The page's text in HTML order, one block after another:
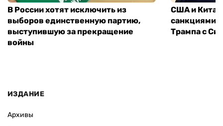
В России хотят исключить из
выборов единственную партию,
выступившую за прекращение
войны
США и
санкциями:
Трампа с Си
ИЗДАНИЕ
Архивы